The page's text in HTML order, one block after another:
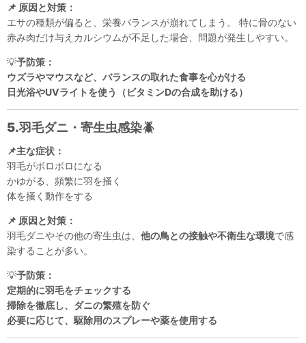
📌 原因と対策：
エサの種類が偏ると、栄養バランスが崩れてしまう。 特に骨のない
赤み肉だけ与えカルシウムが不足した場合、問題が発生しやすい。
💡予防策：
ウズラやマウスなど、バランスの取れた食事を心がける
日光浴やUVライトを使う（ビタミンDの合成を助ける）
5.羽毛ダニ・寄生虫感染🪲
📌主な症状：
羽毛がボロボロになる
かゆがる、頻繁に羽を掻く
体を掻く動作をする
📌 原因と対策：
羽毛ダニやその他の寄生虫は、 他の鳥との接触や不衛生な環境で感
染することが多い。
💡予防策：
定期的に羽毛をチェックする
掃除を徹底し、ダニの繁殖を防ぐ
必要に応じて、駆除用のスプレーや薬を使用する